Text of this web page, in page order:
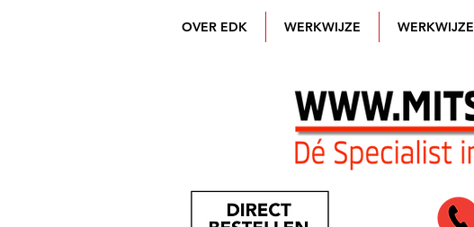
OVER EDK WERKWIJZE WERKWIJZE